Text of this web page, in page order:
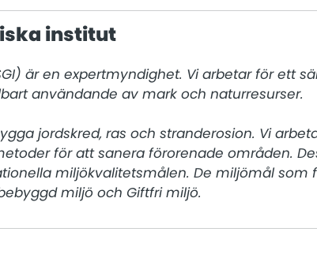
institut
är en expertmyndighet. Vi arbetar för ett
användande av mark och naturresurser.
jordskred, ras och stranderosion. Vi
för att sanera förorenade områden.
miljökvalitetsmålen. De miljömål som
miljö och Giftfri miljö.